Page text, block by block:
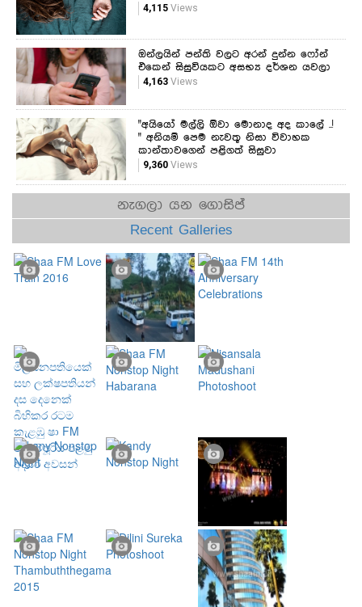
4,115Views
ඔන්ලයින් පන්ති වලට අරන් දුන්න ෆෝන්
එකෙන් සිසුවියකට අසභ්‍ය දර්ශන යවලා
4,163Views
"අයියෝ මල්ලි ඕවා මොනාද අද කාලේ ..!
" අනියම් පෙම නැවතූ නිසා විවාහක
කාන්තාවගෙන් පළිගත් සිසුවා
9,360Views
නැගලා යන ගොසිප්
Recent Galleries